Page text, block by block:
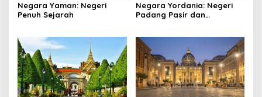
Negara Yaman: Negeri
Penuh Sejarah
Negara Yordania: Negeri
Padang Pasir dan